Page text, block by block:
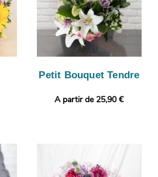
Petit Bouquet Tendre
A partir de 25,90 €